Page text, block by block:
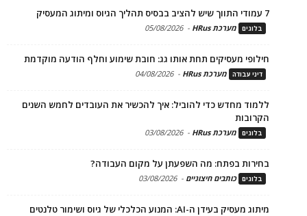
7 עמודי התווך שיש להציב בבסיס תהליך הגיוס ומיתוג המעסיק
בלוגים מערכת HRus -
05/08/2026
חילופי מעסיקים תחת אותו גג: חובת שימוע וחלף הודעה מוקדמת
דיני עבודה מערכת HRus -
04/08/2026
ללמוד מחדש כדי להוביל: איך להכשיר את העובדים לחמש השנים
הקרובות
בלוגים מערכת HRus -
03/08/2026
בחירות בפתח: מה השפעתן על מקום העבודה?
בלוגים כותבים חיצוניים -
03/08/2026
מיתוג מעסיק בעידן ה-AI: המנוע הכלכלי של גיוס ושימור טלנטים